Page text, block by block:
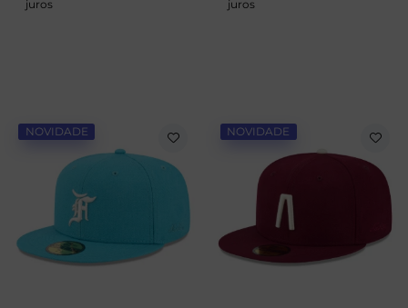
juros
juros
NOVIDADE NOVIDADE